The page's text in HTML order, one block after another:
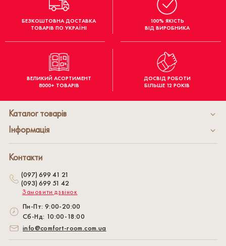
БЕЗКОШТОВНА ДОСТАВКА
ТОВАРІВ ПО УКРАЇНІ
100% ЯКІСТЬ
ВІД ВИРОБНИКА
ВЕЛИКИЙ АСОРТИМЕНТ
8000+ ТОВАРІВ
ДОСВІД РОБОТИ
БІЛЬШЕ 12 РОКІВ
Каталог товарів
Інформація
Контакти
(097) 699 41 21
(093) 699 51 42
Замовити дзвінок
Пн-Пт: 9:00-20:00
Сб-Нд: 10:00-18:00
info@comfort-room.com.ua